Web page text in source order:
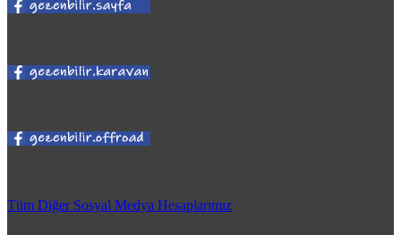
Tüm Diğer Sosyal Medya Hesaplarımız